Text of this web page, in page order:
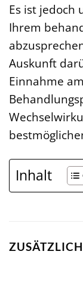
Es ist jedoch
Ihrem
Auskunft
Einnahme
Inhalt